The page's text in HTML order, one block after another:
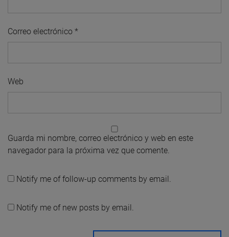
Correo electrónico *
Web
Guarda mi nombre, correo electrónico y web en este
navegador para la próxima vez que comente.
Notify me of follow-up comments by email.
Notify me of new posts by email.